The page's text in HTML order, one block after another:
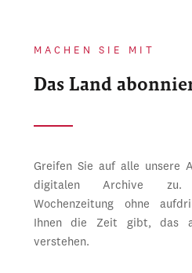
MACHEN SIE MIT
Das Land
Greifen Sie auf alle unsere
digitalen Archive zu.
Wochenzeitung ohne
Ihnen die Zeit gibt, das
verstehen.